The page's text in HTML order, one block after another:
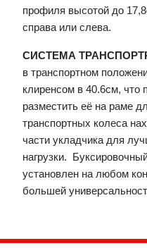
профиля высотой до
справа или слева.
СИСТЕМА
в транспортном
клиренсом в 40.6см, что
разместить её на раме
транспортных колеса
части укладчика для
нагрузки.
установлен на любом
большей